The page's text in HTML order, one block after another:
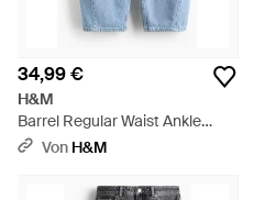
34,99 €
H&M
Barrel Regular Waist Ankle
Jeans - Blau
Von H&M